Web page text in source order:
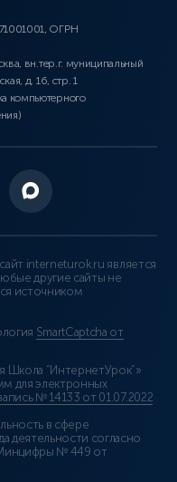
ОГРН
вн.тер.г. муниципальный
д. 16, стр. 1
компьютерного
interneturok.ru является
другие сайты не
источником
SmartCaptcha от
Школа “ИнтернетУрок”»
для электронных
№ 14133 от 01.07.2022
в сфере
деятельности согласно
№ 449 от